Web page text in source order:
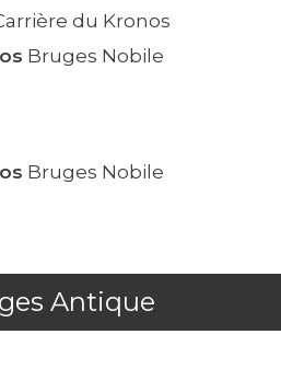
Bruges Nobile
Bruges Nobile
Antique